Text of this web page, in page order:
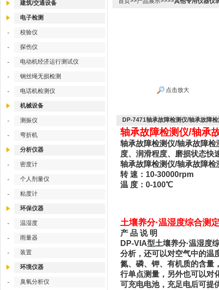
建筑/交通设备
电子检测
- 校验仪
- 探伤仪
- 电动机经济运行测试仪
- 钢丝绳无损检测
- 电话机检测仪
机械设备
- 测振仪
- 弯折机
分析仪器
- 密度计
- 个人剂量仪
- 粘度计
环保仪器
- 温湿度
- 雨量器
- 装置
环境仪器
- 臭氧分析仪
点击放大
DP-7471轴承故障检测仪/轴承故障
轴承故障检测仪/轴承
轴承故障检测仪/轴承故障
度、润滑程度、磨损状态快
轴承故障检测仪/轴承故障
转 速：10-30000rpm
温 度：0-100℃
土壤养分·温湿度综合测
产 品 说 明
DP-VIA型土壤养分·温湿度
分析，还可以对空气中的温
氮、磷、钾、有机质的含量
行单点测量，另外也可以对
可充电电池，充足电后可提